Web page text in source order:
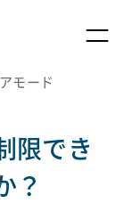
モード
限でき
？